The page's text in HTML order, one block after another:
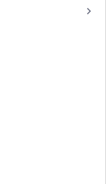
keyboard_arrow_right